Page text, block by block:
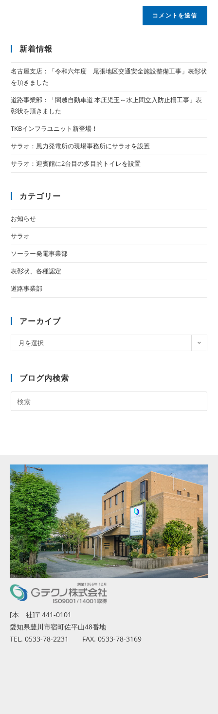
新着情報
名古屋支店：「令和六年度 尾張地区交通安全施設整備工事」表彰状
を頂きました
道路事業部：「関越自動車道 本庄児玉～水上間立入防止柵工事」表
彰状を頂きました
TKBインフラユニット新登場！
サラオ：風力発電所の現場事務所にサラオを設置
サラオ：迎賓館に2台目の多目的トイレを設置
カテゴリー
お知らせ
サラオ
ソーラー発電事業部
表彰状、各種認定
道路事業部
アーカイブ
月を選択
ブログ内検索
[本 社]〒441-0101
愛知県豊川市宿町佐平山48番地
TEL. 0533-78-2231 FAX. 0533-78-3169